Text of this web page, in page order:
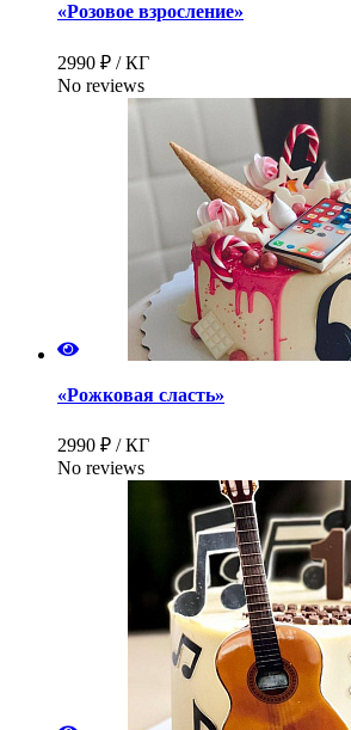
«Розовое взросление»
2990 ₽ / КГ
No reviews
«Рожковая сласть»
2990 ₽ / КГ
No reviews